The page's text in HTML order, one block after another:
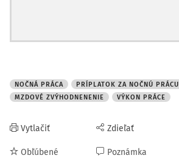
NOČNÁ PRÁCA
PRÍPLATOK ZA NOČNÚ PRÁCU
MZDOVÉ ZVÝHODNENENIE
VÝKON PRÁCE
Vytlačiť
Obľúbené
Zdieľať
Poznámka